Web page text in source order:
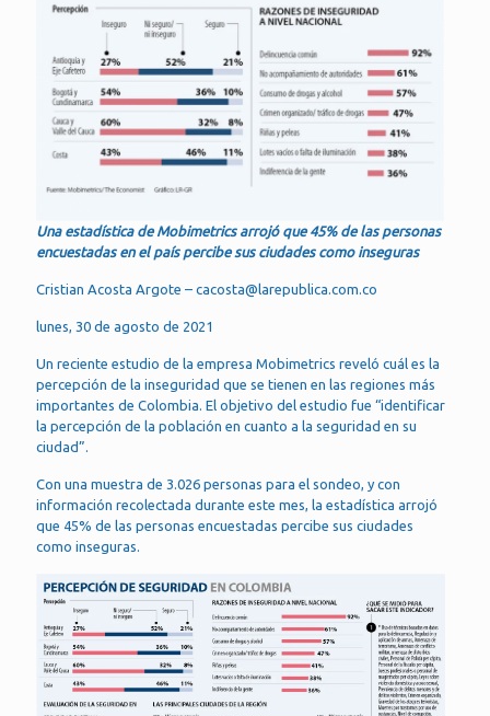
Una estadística de Mobimetrics arrojó que 45% de las personas
encuestadas en el país percibe sus ciudades como inseguras
Cristian Acosta Argote – cacosta@larepublica.com.co
lunes, 30 de agosto de 2021
Un reciente estudio de la empresa Mobimetrics reveló cuál es la
percepción de la inseguridad que se tienen en las regiones más
importantes de Colombia. El objetivo del estudio fue “identificar
la percepción de la población en cuanto a la seguridad en su
ciudad”.
Con una muestra de 3.026 personas para el sondeo, y con
información recolectada durante este mes, la estadística arrojó
que 45% de las personas encuestadas percibe sus ciudades
como inseguras.